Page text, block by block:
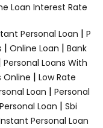
Loan Interest Rate
Personal Loan | P
| Online Loan | Bank
Personal Loans With
Online | Low Rate
Loan | Personal
Loan | Sbi
Personal Loan